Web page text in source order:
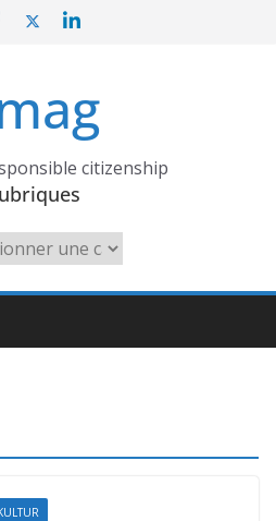
citizenship